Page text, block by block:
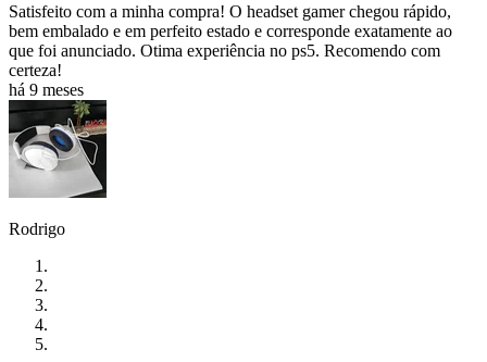
Satisfeito com a minha compra! O headset gamer chegou rápido,
bem embalado e em perfeito estado e corresponde exatamente ao
que foi anunciado. Otima experiência no ps5. Recomendo com
certeza!
há 9 meses
Rodrigo